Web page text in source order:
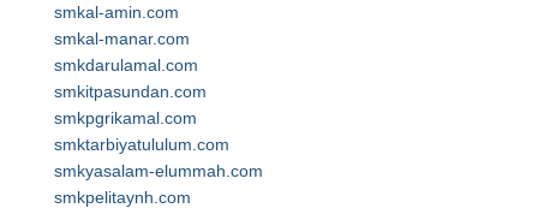
smkal-amin.com
smkal-manar.com
smkdarulamal.com
smkitpasundan.com
smkpgrikamal.com
smktarbiyatululum.com
smkyasalam-elummah.com
smkpelitaynh.com